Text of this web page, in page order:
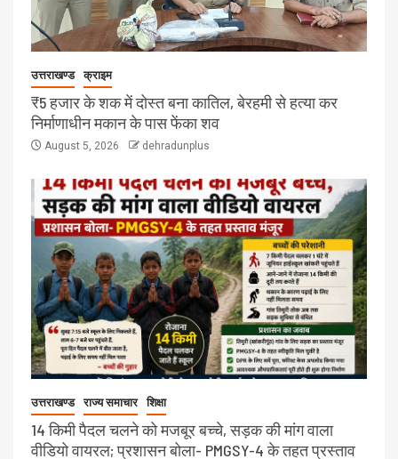
उत्तराखण्ड क्राइम
₹5 हजार के शक में दोस्त बना कातिल, बेरहमी से हत्या कर
निर्माणाधीन मकान के पास फेंका शव
August 5, 2026 dehradunplus
उत्तराखण्ड राज्य समाचार शिक्षा
14 किमी पैदल चलने को मजबूर बच्चे, सड़क की मांग वाला
वीडियो वायरल; प्रशासन बोला- PMGSY-4 के तहत प्रस्ताव